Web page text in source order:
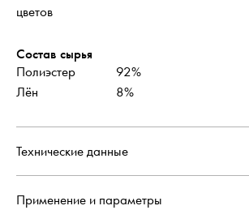
цветов
Состав сырья
Полиэстер
92%
Лён
8%
Технические данные
Применение и параметры